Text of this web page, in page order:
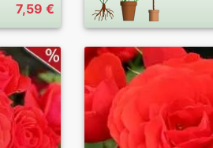
7,59 €